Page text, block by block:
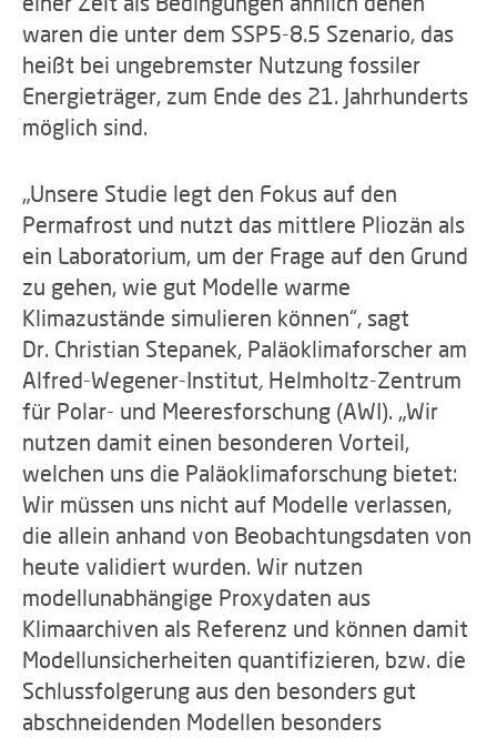
waren die unter dem SSP5-8.5 Szenario, das
heißt bei ungebremster Nutzung fossiler
Energieträger, zum Ende des 21. Jahrhunderts
möglich sind.
„Unsere Studie legt den Fokus auf den
Permafrost und nutzt das mittlere Pliozän als
ein Laboratorium, um der Frage auf den Grund
zu gehen, wie gut Modelle warme
Klimazustände simulieren können“, sagt
Dr. Christian Stepanek, Paläoklimaforscher am
Alfred-Wegener-Institut, Helmholtz-Zentrum
für Polar- und Meeresforschung (AWI). „Wir
nutzen damit einen besonderen Vorteil,
welchen uns die Paläoklimaforschung bietet:
Wir müssen uns nicht auf Modelle verlassen,
die allein anhand von Beobachtungsdaten von
heute validiert wurden. Wir nutzen
modellunabhängige Proxydaten aus
Klimaarchiven als Referenz und können damit
Modellunsicherheiten quantifizieren, bzw. die
Schlussfolgerung aus den besonders gut
abschneidenden Modellen besonders